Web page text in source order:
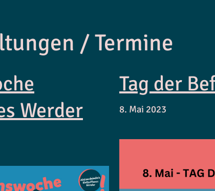
/ Termine
Werder
Tag der
8. Mai 2023